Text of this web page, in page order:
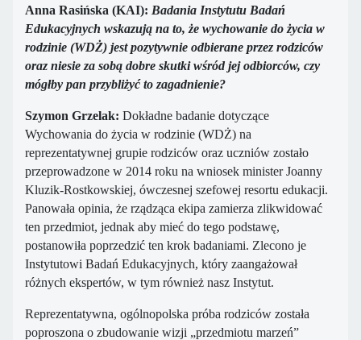
Anna Rasińska (KAI): Badania Instytutu Badań
Edukacyjnych wskazują na to, że wychowanie do życia w
rodzinie (WDŻ) jest pozytywnie odbierane przez rodziców
oraz niesie za sobą dobre skutki wśród jej odbiorców, czy
mógłby pan przybliżyć to zagadnienie?
Szymon Grzelak: Dokładne badanie dotyczące
Wychowania do życia w rodzinie (WDŻ) na
reprezentatywnej grupie rodziców oraz uczniów zostało
przeprowadzone w 2014 roku na wniosek minister Joanny
Kluzik-Rostkowskiej, ówczesnej szefowej resortu edukacji.
Panowała opinia, że rządząca ekipa zamierza zlikwidować
ten przedmiot, jednak aby mieć do tego podstawę,
postanowiła poprzedzić ten krok badaniami. Zlecono je
Instytutowi Badań Edukacyjnych, który zaangażował
różnych ekspertów, w tym również nasz Instytut.
Reprezentatywna, ogólnopolska próba rodziców została
poproszona o zbudowanie wizji „przedmiotu marzeń”